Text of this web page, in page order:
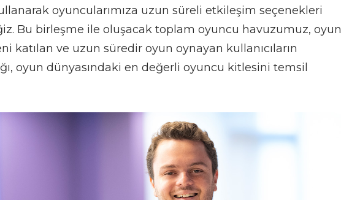
oyuncularımıza uzun süreli etkileşim seçenekleri
Bu birleşme ile oluşacak toplam oyuncu havuzumuz, oyun
katılan ve uzun süredir oyun oynayan kullanıcıların
oyun dünyasındaki en değerli oyuncu kitlesini temsil